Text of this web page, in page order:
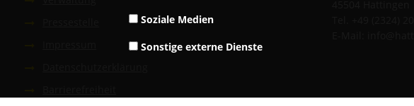
Soziale Medien
Sonstige externe Dienste